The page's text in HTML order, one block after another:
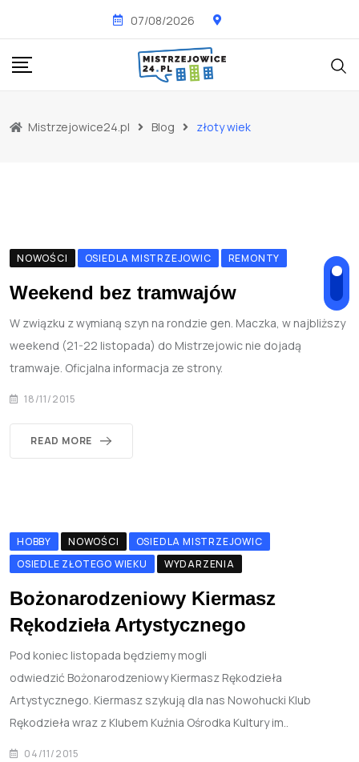
content
07/08/2026
Mistrzejowice24.pl Blog złoty wiek
NOWOŚCI OSIEDLA MISTRZEJOWIC REMONTY
Weekend bez tramwajów
W związku z wymianą szyn na rondzie gen. Maczka, w najbliższy
weekend (21-22 listopada) do Mistrzejowic nie dojadą
tramwaje. Oficjalna informacja ze strony.
18/11/2015
READ MORE
HOBBY NOWOŚCI
OSIEDLA MISTRZEJOWIC
OSIEDLE ZŁOTEGO WIEKU
WYDARZENIA
Bożonarodzeniowy Kiermasz
Rękodzieła Artystycznego
Pod koniec listopada będziemy mogli
odwiedzić Bożonarodzeniowy Kiermasz Rękodzieła
Artystycznego. Kiermasz szykują dla nas Nowohucki Klub
Rękodzieła wraz z Klubem Kuźnia Ośrodka Kultury im..
04/11/2015